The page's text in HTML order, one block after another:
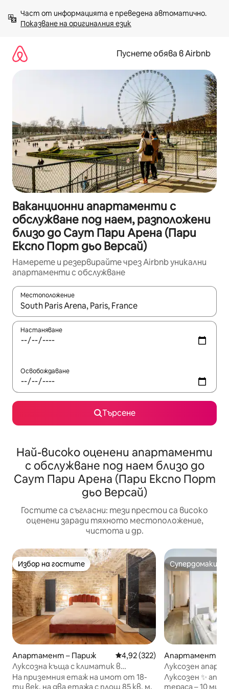
към
съдържанието
Показване на оригиналния език
Пуснете обява в Airbnb
Ваканционни апартаменти с
обслужване под наем, разположени
близо до Саут Пари Арена (Пари
Експо Порт дьо Версай)
Намерете и резервирайте чрез Airbnb уникални
апартаменти с обслужване
Местоположение
Когато резултатите се покажат, използвайте
Настаняване
Освобождаване
Търсене
Най-високо оценени апартаменти
с обслужване под наем близо до
Саут Пари Арена (Пари Експо Порт
дьо Версай)
Гостите са съгласни: тези престои са високо
оценени заради тяхното местоположение,
чистота и др.
Избор на гостите
Избор на гостите
Апартамент – Париж Средна оценка: 4,92 от 5,
4,92 (322)
Луксозна къща с климатик в
провинцията в сърцето на Маре
На приземния етаж на имот от 18-
ти век, на два етажа с площ 85 кв. м,
Супердомакин
Супердомакин
Апартамент –
Луксозен
тераса, на 10
Луксозен ✨
тераса – 10